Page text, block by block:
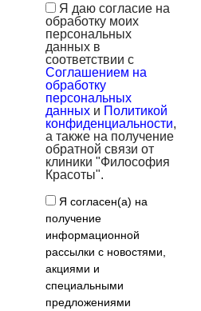
Я даю согласие на
обработку моих
персональных
данных в
соответствии с
Соглашением на
обработку
персональных
данных и Политикой
конфиденциальности,
а также на получение
обратной связи от
клиники "Философия
Красоты".
Я согласен(а) на
получение
информационной
рассылки с новостями,
акциями и
специальными
предложениями